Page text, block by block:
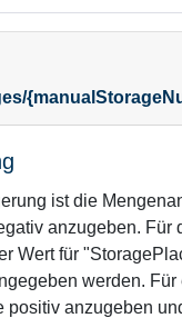
ist die
anzugeben. Für
Wert für
werden.
positiv anzugeben